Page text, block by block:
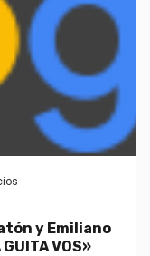
y Emiliano
VOS»